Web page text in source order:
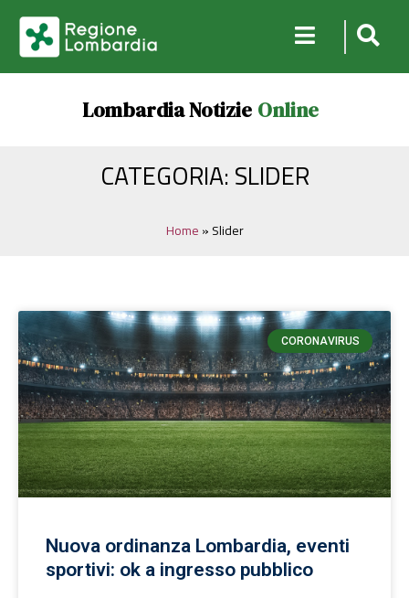
Lombardia Notizie Online
CATEGORIA: SLIDER
Home » Slider
CORONAVIRUS
Nuova ordinanza Lombardia, eventi
sportivi: ok a ingresso pubblico